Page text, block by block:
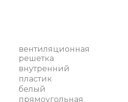
вентиляционная
решетка
внутренний
пластик
белый
прямоугольная